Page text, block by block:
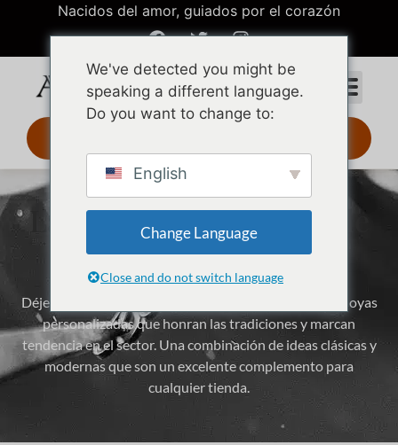
Nacidos del amor, guiados por el corazón
Lanzamiento mensual de
diseños de tendencia
Déjese cautivar por nuestros innovadores diseños de joyas
personalizadas que honran las tradiciones y marcan
tendencia en el sector. Una combinación de ideas clásicas y
modernas que son un excelente complemento para
cualquier tienda.
We've detected you might be
speaking a different language.
Do you want to change to:
English
Change Language
Close and do not switch language